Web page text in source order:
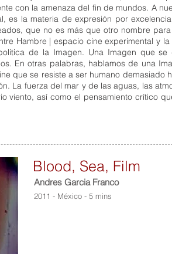
con la amenaza del fin de mundos. A
es la materia de expresión por
que no es más que otro nombre
Hambre | espacio cine experimental y
de la Imagen. Una Imagen que
En otras palabras, hablamos de una
que se resiste a ser humano demasiado
La fuerza del mar y de las aguas, las
viento, así como el pensamiento crítico
Blood, Sea, Film
Andres Garcia Franco
2011 - México - 5 mins